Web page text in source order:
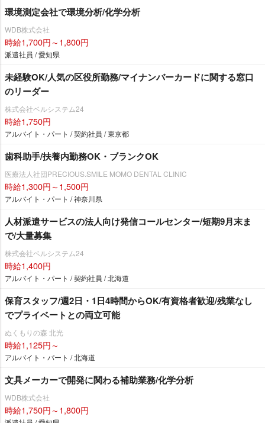
環境測定会社で環境分析/化学分析
WDB株式会社
時給1,700円～1,800円
派遣社員 / 愛知県
未経験OK/人気の区役所勤務/マイナンバーカードに関する窓口
のリーダー
株式会社ベルシステム24
時給1,750円
アルバイト・パート / 契約社員 / 東京都
歯科助手/扶養内勤務OK・ブランクOK
医療法人社団PRECIOUS.SMILE MOMO DENTAL CLINIC
時給1,300円～1,500円
アルバイト・パート / 神奈川県
人材派遣サービスの法人向け発信コールセンター/短期9月末ま
で/大量募集
株式会社ベルシステム24
時給1,400円
アルバイト・パート / 契約社員 / 北海道
保育スタッフ/週2日・1日4時間からOK/有資格者歓迎/残業なし
でプライベートとの両立可能
ぬくもりの森 北光
時給1,125円～
アルバイト・パート / 北海道
文具メーカーで開発に関わる補助業務/化学分析
WDB株式会社
時給1,750円～1,800円